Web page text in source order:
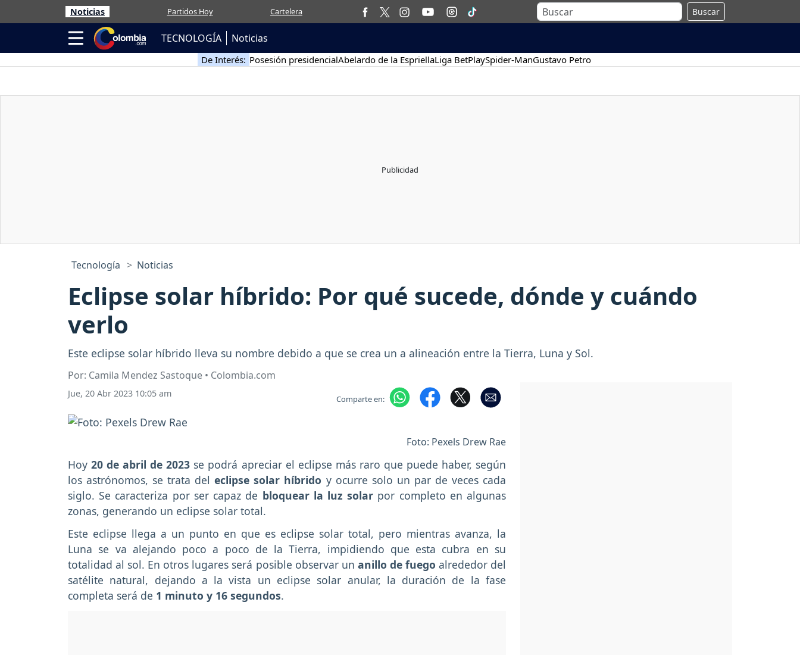
Noticias Partidos Hoy Cartelera Buscar
TECNOLOGÍA Noticias
De Interés: Posesión presidencialAbelardo de la EspriellaLiga BetPlaySpider-ManGustavo Petro
Tecnología Noticias
Eclipse solar híbrido: Por qué sucede, dónde y cuándo
verlo
Este eclipse solar híbrido lleva su nombre debido a que se crea un a alineación entre la Tierra, Luna y Sol.
Por: Camila Mendez Sastoque • Colombia.com
Jue, 20 Abr 2023 10:05 am Comparte en:
Foto: Pexels Drew Rae
Hoy20 de abril de 2023 se podrá apreciar el eclipse más raro que puede haber, según
los astrónomos, se trata deleclipse solar híbrido y ocurre solo un par de veces cada
siglo. Se caracteriza por ser capaz de bloquear la luz solar por completo en algunas
zonas, generando un eclipse solar total.
Este eclipse llega a un punto en que es eclipse solar total, pero mientras avanza, la
Luna se va alejando poco a poco de la Tierra, impidiendo que esta cubra en su
totalidad al sol. En otros lugares será posible observar un anillo de fuego alrededor del
satélite natural, dejando a la vista un eclipse solar anular, la duración de la fase
completa será de 1 minuto y 16 segundos.